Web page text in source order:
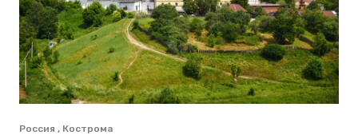
Россия , Кострома